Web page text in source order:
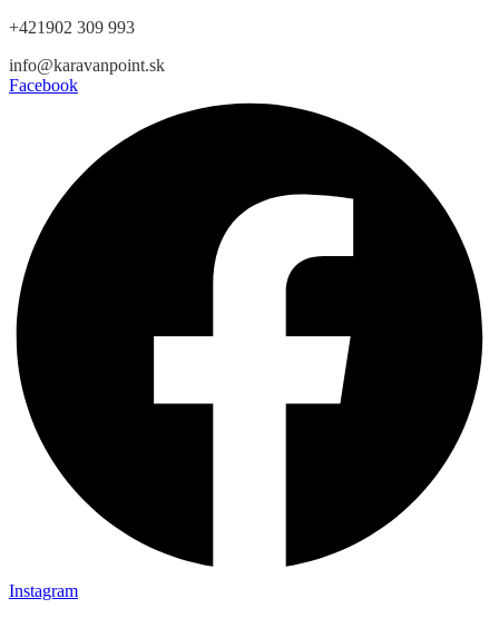
+421902 309 993
info@karavanpoint.sk
Facebook
Instagram